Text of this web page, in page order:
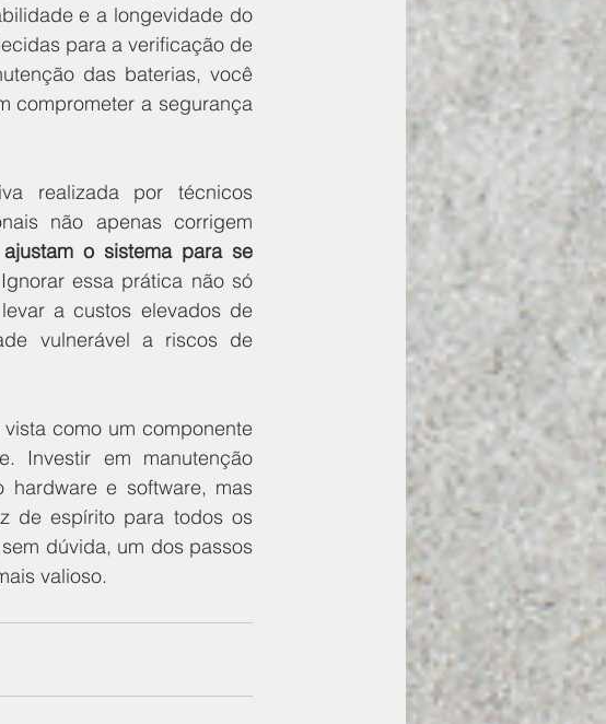
e a longevidade do
para a verificação de
das baterias, você
comprometer a segurança
realizada por técnicos
não apenas corrigem
ajustam o sistema para se
essa prática não só
a custos elevados de
vulnerável a riscos de
como um componente
Investir em manutenção
e software, mas
de espírito para todos os
dúvida, um dos passos
valioso.